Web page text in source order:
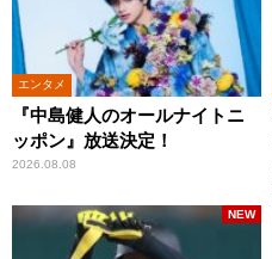
エンタメ
『中島健人のオールナイトニ
ッポン』放送決定！
2026.08.08
NEW